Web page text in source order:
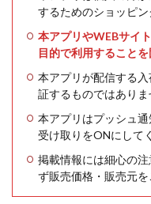
するためのショッピン
本アプリやWEBサイ
目的で利用することを
本アプリが配信する
証するものではありま
本アプリはプッシュ
受け取りをONにして
掲載情報には細心の
ず販売価格・販売元を